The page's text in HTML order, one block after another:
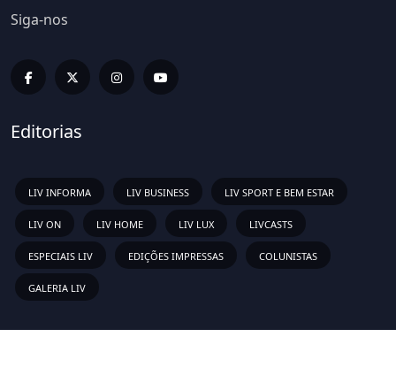
Siga-nos
Editorias
LIV INFORMA LIV BUSINESS LIV SPORT E BEM ESTAR
LIV ON LIV HOME LIV LUX LIVCASTS
ESPECIAIS LIV EDIÇÕES IMPRESSAS COLUNISTAS
GALERIA LIV